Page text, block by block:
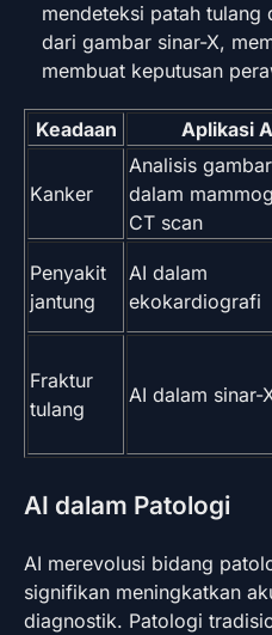
mendeteksi patah tulang
dari gambar sinar-X,
membuat keputusan
Keadaan Aplikasi
Kanker
Analisis
dalam
CT scan
Penyakit
jantung
AI dalam
ekokardiografi
Fraktur
tulang
AI dalam sinar-
AI dalam Patologi
AI merevolusi bidang
signifikan meningkatkan
diagnostik. Patologi